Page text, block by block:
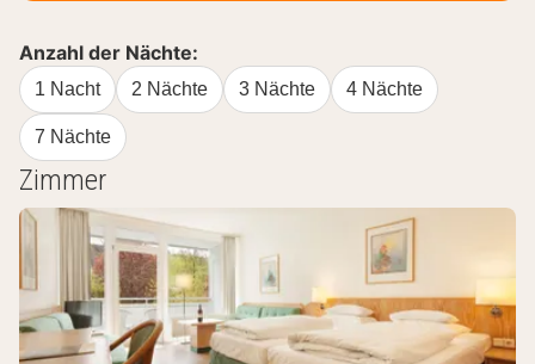
Anzahl der Nächte:
1 Nacht 2 Nächte 3 Nächte 4 Nächte
7 Nächte
Zimmer